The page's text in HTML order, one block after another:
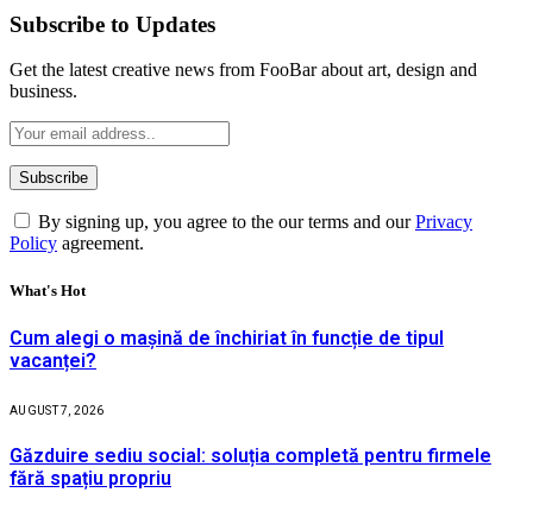
Subscribe to Updates
Get the latest creative news from FooBar about art, design and
business.
By signing up, you agree to the our terms and ourPrivacy
Policy agreement.
What's Hot
Cum alegi o mașină de închiriat în funcție de tipul
vacanței?
AUGUST 7, 2026
Găzduire sediu social: soluția completă pentru firmele
fără spațiu propriu